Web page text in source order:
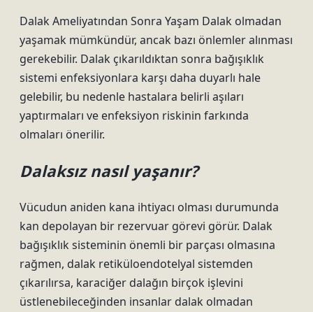
Dalak Ameliyatından Sonra Yaşam Dalak olmadan
yaşamak mümkündür, ancak bazı önlemler alınması
gerekebilir. Dalak çıkarıldıktan sonra bağışıklık
sistemi enfeksiyonlara karşı daha duyarlı hale
gelebilir, bu nedenle hastalara belirli aşıları
yaptırmaları ve enfeksiyon riskinin farkında
olmaları önerilir.
Dalaksız nasıl yaşanır?
Vücudun aniden kana ihtiyacı olması durumunda
kan depolayan bir rezervuar görevi görür. Dalak
bağışıklık sisteminin önemli bir parçası olmasına
rağmen, dalak retiküloendotelyal sistemden
çıkarılırsa, karaciğer dalağın birçok işlevini
üstlenebileceğinden insanlar dalak olmadan